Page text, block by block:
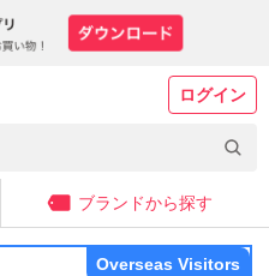
ログイン
ブランドから探す
Overseas Visitors